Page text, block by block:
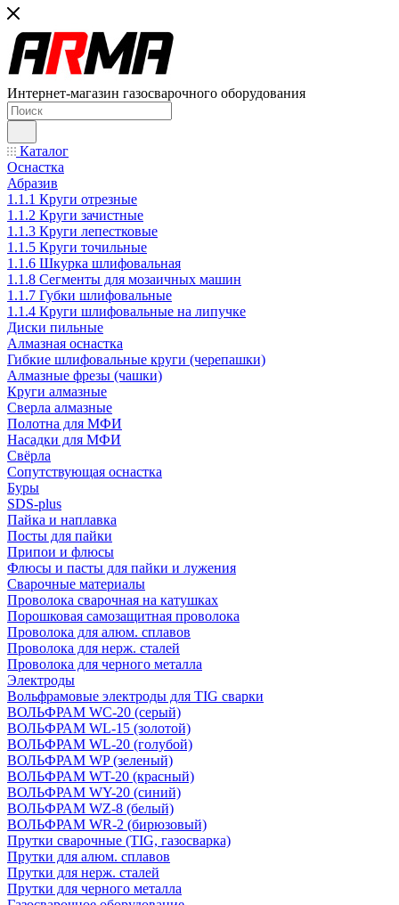
Интернет-магазин газосварочного оборудования
Каталог
Оснастка
Абразив
1.1.1 Круги отрезные
1.1.2 Круги зачистные
1.1.3 Круги лепестковые
1.1.5 Круги точильные
1.1.6 Шкурка шлифовальная
1.1.8 Сегменты для мозаичных машин
1.1.7 Губки шлифовальные
1.1.4 Круги шлифовальные на липучке
Диски пильные
Алмазная оснастка
Гибкие шлифовальные круги (черепашки)
Алмазные фрезы (чашки)
Круги алмазные
Сверла алмазные
Полотна для МФИ
Насадки для МФИ
Свёрла
Сопутствующая оснастка
Буры
SDS-plus
Пайка и наплавка
Посты для пайки
Припои и флюсы
Флюсы и пасты для пайки и лужения
Сварочные материалы
Проволока сварочная на катушках
Порошковая самозащитная проволока
Проволока для алюм. сплавов
Проволока для нерж. сталей
Проволока для черного металла
Электроды
Вольфрамовые электроды для TIG сварки
ВОЛЬФРАМ WC-20 (серый)
ВОЛЬФРАМ WL-15 (золотой)
ВОЛЬФРАМ WL-20 (голубой)
ВОЛЬФРАМ WP (зеленый)
ВОЛЬФРАМ WT-20 (красный)
ВОЛЬФРАМ WY-20 (синий)
ВОЛЬФРАМ WZ-8 (белый)
ВОЛЬФРАМ WR-2 (бирюзовый)
Прутки сварочные (TIG, газосварка)
Прутки для алюм. сплавов
Прутки для нерж. сталей
Прутки для черного металла